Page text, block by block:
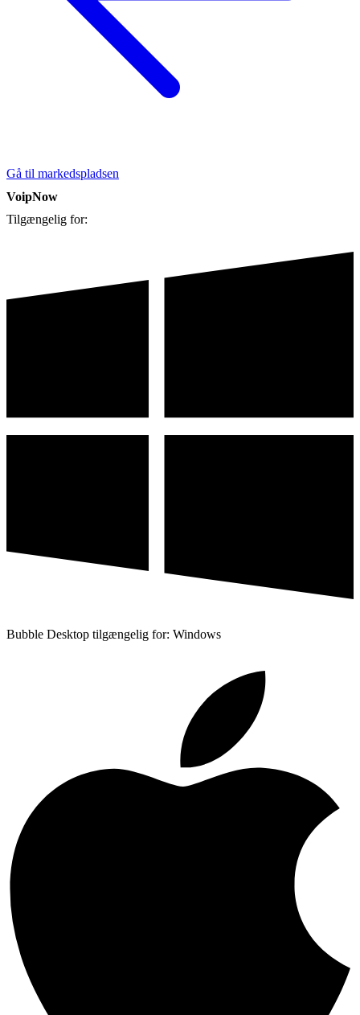
Gå til markedspladsen
VoipNow
Tilgængelig for:
Bubble Desktop tilgængelig for: Windows